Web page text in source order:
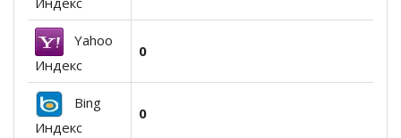
Yahoo
Индекс
0
Bing
Индекс
0